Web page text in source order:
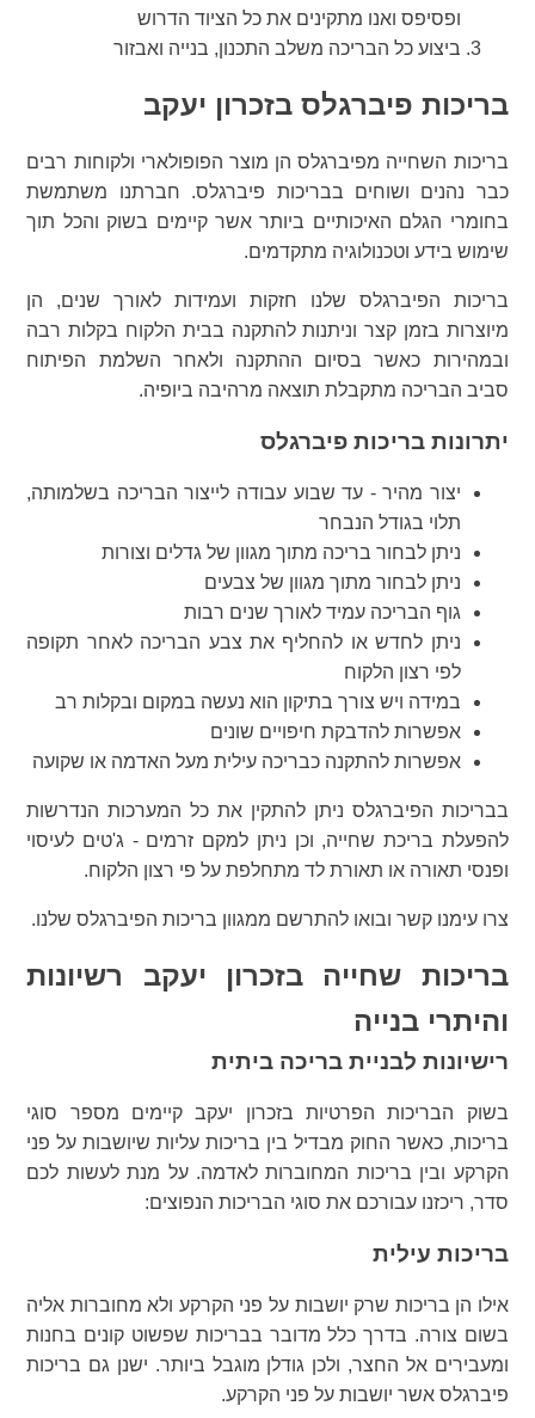
ופסיפס ואנו מתקינים את כל הציוד הדרוש
ביצוע כל הבריכה משלב התכנון, בנייה ואבזור
בריכות פיברגלס בזכרון יעקב
בריכות השחייה מפיברגלס הן מוצר הפופולארי ולקוחות רבים
כבר נהנים ושוחים בבריכות פיברגלס. חברתנו משתמשת
בחומרי הגלם האיכותיים ביותר אשר קיימים בשוק והכל תוך
שימוש בידע וטכנולוגיה מתקדמים.
בריכות הפיברגלס שלנו חזקות ועמידות לאורך שנים, הן
מיוצרות בזמן קצר וניתנות להתקנה בבית הלקוח בקלות רבה
ובמהירות כאשר בסיום ההתקנה ולאחר השלמת הפיתוח
סביב הבריכה מתקבלת תוצאה מרהיבה ביופיה.
יתרונות בריכות פיברגלס
יצור מהיר - עד שבוע עבודה לייצור הבריכה בשלמותה,
תלוי בגודל הנבחר
ניתן לבחור בריכה מתוך מגוון של גדלים וצורות
ניתן לבחור מתוך מגוון של צבעים
גוף הבריכה עמיד לאורך שנים רבות
ניתן לחדש או להחליף את צבע הבריכה לאחר תקופה
לפי רצון הלקוח
במידה ויש צורך בתיקון הוא נעשה במקום ובקלות רב
אפשרות להדבקת חיפויים שונים
אפשרות להתקנה כבריכה עילית מעל האדמה או שקועה
בבריכות הפיברגלס ניתן להתקין את כל המערכות הנדרשות
להפעלת בריכת שחייה, וכן ניתן למקם זרמים - ג'טים לעיסוי
ופנסי תאורה או תאורת לד מתחלפת על פי רצון הלקוח.
צרו עימנו קשר ובואו להתרשם ממגוון בריכות הפיברגלס שלנו.
בריכות שחייה בזכרון יעקב רשיונות
והיתרי בנייה
רישיונות לבניית בריכה ביתית
בשוק הבריכות הפרטיות בזכרון יעקב קיימים מספר סוגי
בריכות, כאשר החוק מבדיל בין בריכות עליות שיושבות על פני
הקרקע ובין בריכות המחוברות לאדמה. על מנת לעשות לכם
סדר, ריכזנו עבורכם את סוגי הבריכות הנפוצים:
בריכות עילית
אילו הן בריכות שרק יושבות על פני הקרקע ולא מחוברות אליה
בשום צורה. בדרך כלל מדובר בבריכות שפשוט קונים בחנות
ומעבירים אל החצר, ולכן גודלן מוגבל ביותר. ישנן גם בריכות
פיברגלס אשר יושבות על פני הקרקע.